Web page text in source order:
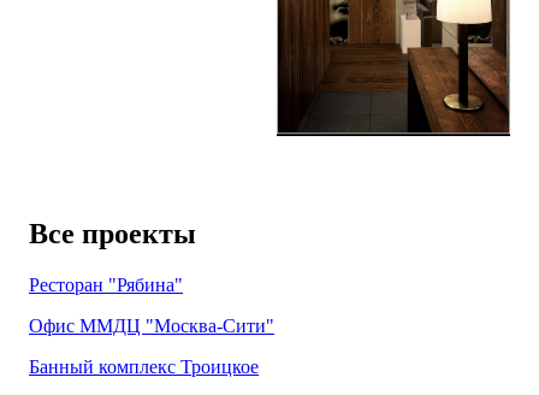
Все проекты
Ресторан "Рябина"
Офис ММДЦ "Москва-Сити"
Банный комплекс Троицкое